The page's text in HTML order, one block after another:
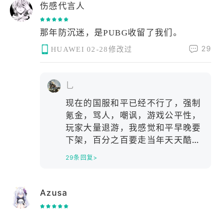
伤感代言人
HUAWEI 02-28修改过 29
乚
现在的国服和平已经不行了，强制
氪金，骂人，嘲讽，游戏公平性，
玩家大量退游，我感觉和平早晚要
下架，百分之百要走当年天天酷
跑，QQ飞车的老路，2018年，刺
时，由于国家游戏管理加强限制，
再加上腾讯和KRADTON的关系恶
29条回复>
Azusa